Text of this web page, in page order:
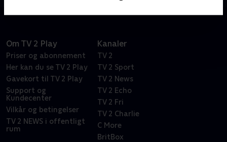
Om TV 2 Play
Priser og abonnement
Her kan du se TV 2 Play
Gavekort til TV 2 Play
Support og
Kundecenter
Vilkår og betingelser
TV 2 NEWS i offentligt
rum
Kanaler
TV 2
TV 2 Sport
TV 2 News
TV 2 Echo
TV 2 Fri
TV 2 Charlie
C More
BritBox